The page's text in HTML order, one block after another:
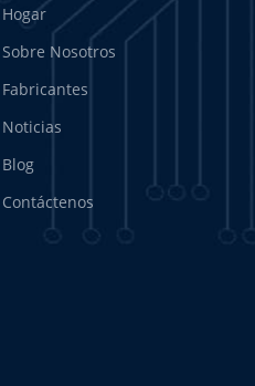
Hogar
Sobre Nosotros
Fabricantes
Noticias
Blog
Contáctenos